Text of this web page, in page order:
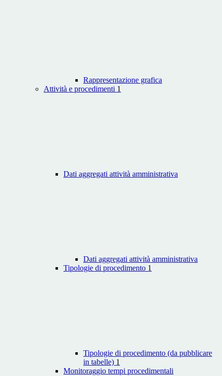
Rappresentazione grafica
Attività e procedimenti 1
Dati aggregati attività amministrativa
Dati aggregati attività amministrativa
Tipologie di procedimento 1
Tipologie di procedimento (da pubblicare
in tabelle) 1
Monitoraggio tempi procedimentali